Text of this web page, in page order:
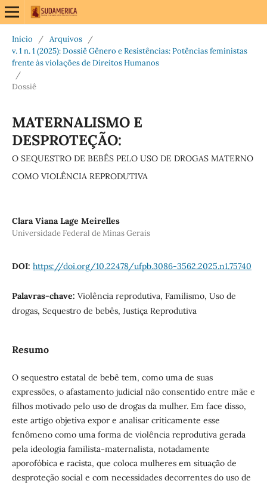
Início / Arquivos
/
v. 1 n. 1 (2025): Dossiê Gênero e Resistências: Potências feministas
frente às violações de Direitos Humanos
/
Dossiê
MATERNALISMO E
DESPROTEÇÃO:
O SEQUESTRO DE BEBÊS PELO USO DE DROGAS MATERNO
COMO VIOLÊNCIA REPRODUTIVA
Clara Viana Lage Meirelles
Universidade Federal de Minas Gerais
DOI: https://doi.org/10.22478/ufpb.3086-3562.2025.n1.75740
Palavras-chave: Violência reprodutiva, Familismo, Uso de
drogas, Sequestro de bebês, Justiça Reprodutiva
Resumo
O sequestro estatal de bebê tem, como uma de suas
expressões, o afastamento judicial não consentido entre mãe e
filhos motivado pelo uso de drogas da mulher. Em face disso,
este artigo objetiva expor e analisar criticamente esse
fenômeno como uma forma de violência reprodutiva gerada
pela ideologia familista-maternalista, notadamente
aporofóbica e racista, que coloca mulheres em situação de
desproteção social e com necessidades decorrentes do uso de